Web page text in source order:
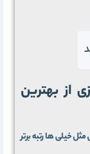
از بهترین
خیلی ها رتبه برتر